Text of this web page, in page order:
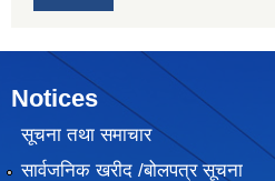
Notices
सूचना तथा समाचार
सार्वजनिक खरीद /बोलपत्र सूचना